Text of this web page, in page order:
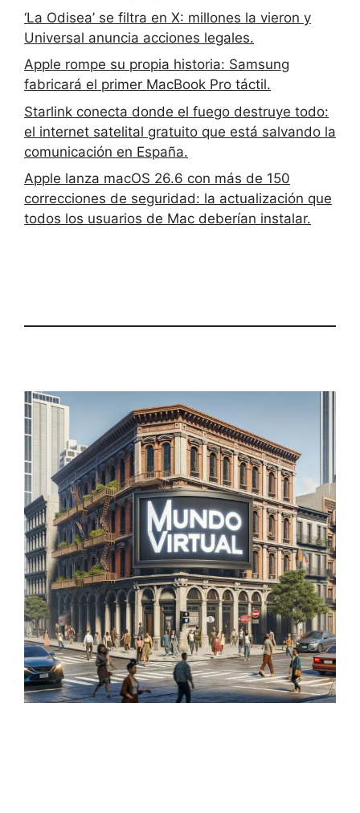
‘La Odisea’ se filtra en X: millones la vieron y
Universal anuncia acciones legales.
Apple rompe su propia historia: Samsung
fabricará el primer MacBook Pro táctil.
Starlink conecta donde el fuego destruye todo:
el internet satelital gratuito que está salvando la
comunicación en España.
Apple lanza macOS 26.6 con más de 150
correcciones de seguridad: la actualización que
todos los usuarios de Mac deberían instalar.